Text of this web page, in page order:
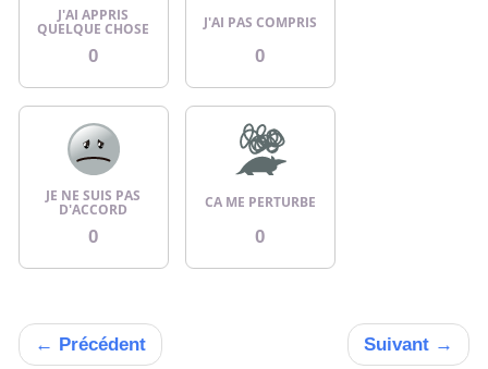
J'AI APPRIS
QUELQUE CHOSE
0
J'AI PAS COMPRIS
0
JE NE SUIS PAS
D'ACCORD
0
CA ME PERTURBE
0
← Précédent Suivant →